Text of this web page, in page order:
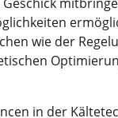
wie der
in der